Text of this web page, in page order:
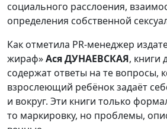
социального расслоения,
определения собственной
Как отметила PR-менеджер
жираф»Ася ДУНАЕВСКАЯ, книги
содержат ответы на те вопросы,
взрослеющий ребёнок задаёт
и вокруг. Эти книги только
то маркировку, но проблемы,